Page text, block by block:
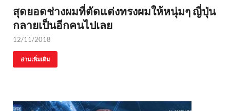
สุดยอดช่างผมที่ตัดแต่งทรงผมให้หนุ่มๆ ญี่ปุ่น
กลายเป็นอีกคนไปเลย
12/11/2018
อ่านเพิ่มเติม